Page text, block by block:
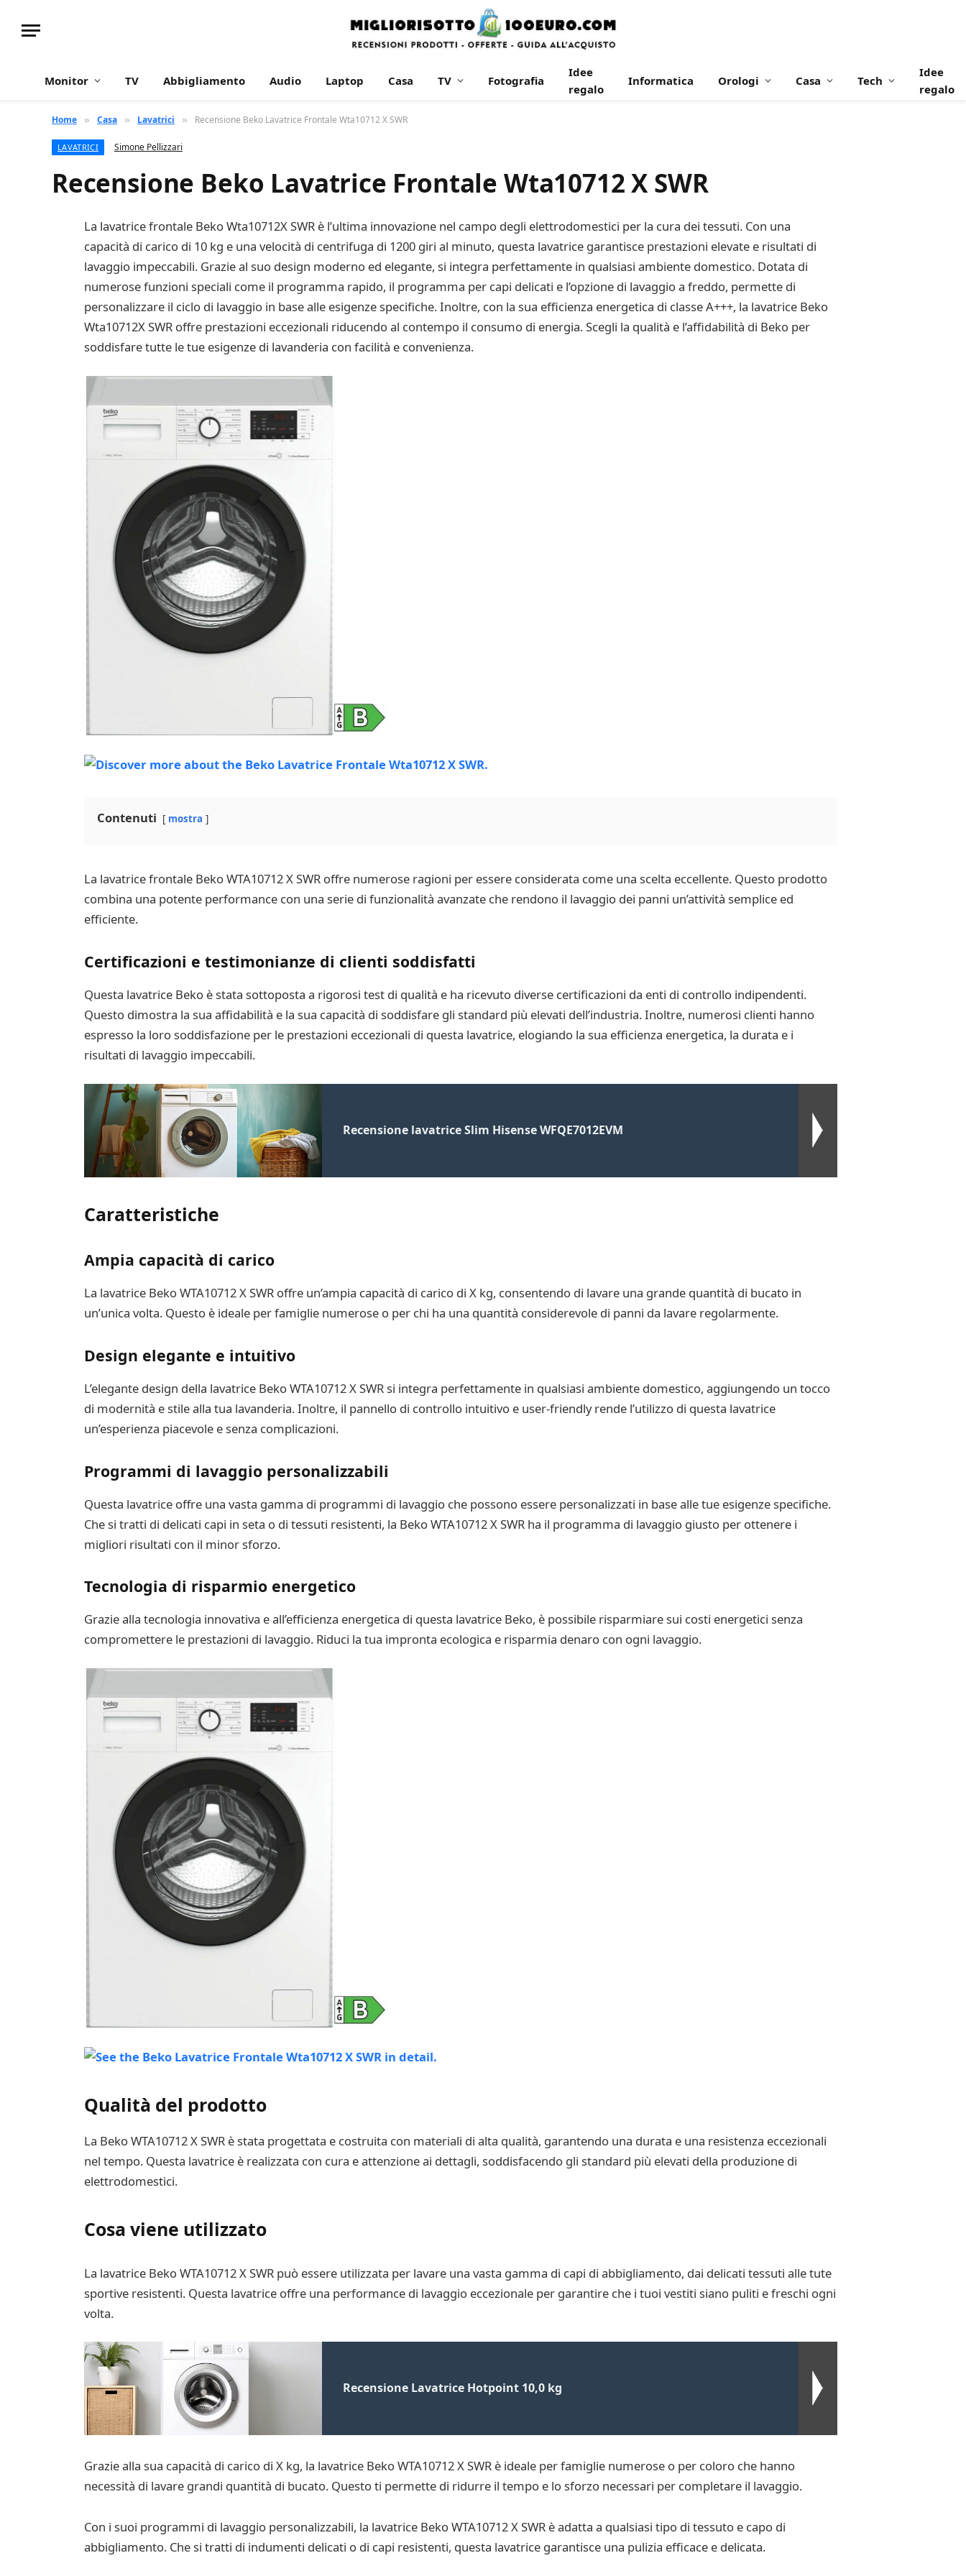
Monitor TV Abbigliamento Audio Laptop Casa TV Fotografia
Idee
regalo
Informatica Orologi Casa Tech
Idee
regalo
Home » Casa » Lavatrici » Recensione Beko Lavatrice Frontale Wta10712 X SWR
LAVATRICI Simone Pellizzari
Recensione Beko Lavatrice Frontale Wta10712 X SWR
La lavatrice frontale Beko Wta10712X SWR è l’ultima innovazione nel campo degli elettrodomestici per la cura dei tessuti. Con una
capacità di carico di 10 kg e una velocità di centrifuga di 1200 giri al minuto, questa lavatrice garantisce prestazioni elevate e risultati di
lavaggio impeccabili. Grazie al suo design moderno ed elegante, si integra perfettamente in qualsiasi ambiente domestico. Dotata di
numerose funzioni speciali come il programma rapido, il programma per capi delicati e l’opzione di lavaggio a freddo, permette di
personalizzare il ciclo di lavaggio in base alle esigenze specifiche. Inoltre, con la sua efficienza energetica di classe A+++, la lavatrice Beko
Wta10712X SWR offre prestazioni eccezionali riducendo al contempo il consumo di energia. Scegli la qualità e l’affidabilità di Beko per
soddisfare tutte le tue esigenze di lavanderia con facilità e convenienza.
Contenuti mostra
La lavatrice frontale Beko WTA10712 X SWR offre numerose ragioni per essere considerata come una scelta eccellente. Questo prodotto
combina una potente performance con una serie di funzionalità avanzate che rendono il lavaggio dei panni un’attività semplice ed
efficiente.
Certificazioni e testimonianze di clienti soddisfatti
Questa lavatrice Beko è stata sottoposta a rigorosi test di qualità e ha ricevuto diverse certificazioni da enti di controllo indipendenti.
Questo dimostra la sua affidabilità e la sua capacità di soddisfare gli standard più elevati dell’industria. Inoltre, numerosi clienti hanno
espresso la loro soddisfazione per le prestazioni eccezionali di questa lavatrice, elogiando la sua efficienza energetica, la durata e i
risultati di lavaggio impeccabili.
Recensione lavatrice Slim Hisense WFQE7012EVM
Caratteristiche
Ampia capacità di carico
La lavatrice Beko WTA10712 X SWR offre un’ampia capacità di carico di X kg, consentendo di lavare una grande quantità di bucato in
un’unica volta. Questo è ideale per famiglie numerose o per chi ha una quantità considerevole di panni da lavare regolarmente.
Design elegante e intuitivo
L’elegante design della lavatrice Beko WTA10712 X SWR si integra perfettamente in qualsiasi ambiente domestico, aggiungendo un tocco
di modernità e stile alla tua lavanderia. Inoltre, il pannello di controllo intuitivo e user-friendly rende l’utilizzo di questa lavatrice
un’esperienza piacevole e senza complicazioni.
Programmi di lavaggio personalizzabili
Questa lavatrice offre una vasta gamma di programmi di lavaggio che possono essere personalizzati in base alle tue esigenze specifiche.
Che si tratti di delicati capi in seta o di tessuti resistenti, la Beko WTA10712 X SWR ha il programma di lavaggio giusto per ottenere i
migliori risultati con il minor sforzo.
Tecnologia di risparmio energetico
Grazie alla tecnologia innovativa e all’efficienza energetica di questa lavatrice Beko, è possibile risparmiare sui costi energetici senza
compromettere le prestazioni di lavaggio. Riduci la tua impronta ecologica e risparmia denaro con ogni lavaggio.
Qualità del prodotto
La Beko WTA10712 X SWR è stata progettata e costruita con materiali di alta qualità, garantendo una durata e una resistenza eccezionali
nel tempo. Questa lavatrice è realizzata con cura e attenzione ai dettagli, soddisfacendo gli standard più elevati della produzione di
elettrodomestici.
Cosa viene utilizzato
La lavatrice Beko WTA10712 X SWR può essere utilizzata per lavare una vasta gamma di capi di abbigliamento, dai delicati tessuti alle tute
sportive resistenti. Questa lavatrice offre una performance di lavaggio eccezionale per garantire che i tuoi vestiti siano puliti e freschi ogni
volta.
Recensione Lavatrice Hotpoint 10,0 kg
Grazie alla sua capacità di carico di X kg, la lavatrice Beko WTA10712 X SWR è ideale per famiglie numerose o per coloro che hanno
necessità di lavare grandi quantità di bucato. Questo ti permette di ridurre il tempo e lo sforzo necessari per completare il lavaggio.
Con i suoi programmi di lavaggio personalizzabili, la lavatrice Beko WTA10712 X SWR è adatta a qualsiasi tipo di tessuto e capo di
abbigliamento. Che si tratti di indumenti delicati o di capi resistenti, questa lavatrice garantisce una pulizia efficace e delicata.